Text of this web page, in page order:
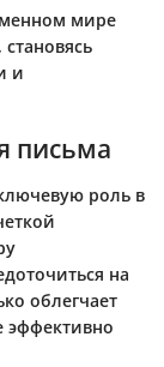
мире
и
письма
роль в
на
облегчает
эффективно